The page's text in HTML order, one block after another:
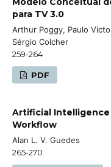
para TV 3.0
Arthur Poggy, Paulo
Sérgio Colcher
259-264
PDF
Artificial
Workflow
Alan L. V. Guedes
265-270